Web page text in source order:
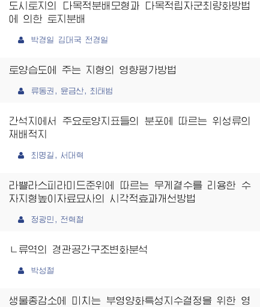
도시토지의 다목적분배모형과 다목적립자군최량화방법
에 의한 토지분배
박경일 김대국 전경일
토양습도에 주는 지형의 영향평가방법
류동권, 윤금산, 최태범
간석지에서 주요토양지표들의 분포에 따르는 위성류의
재배적지
최명길, 서대혁
라쁠라스피라미드준위에 따르는 무게곁수를 리용한 수
자지형높이자료묘사의 시각적효과개선방법
정광민, 전혁철
ㄴ류역의 경관공간구조변화분석
박성철
생물종감소에 미치는 부영양화특성지수결정을 위한 영